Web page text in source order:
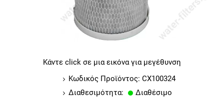
Κάντε click σε μια εικόνα για μεγέθυνση
Κωδικός Προϊόντος: CX100324
Διαθεσιμότητα:
Διαθέσιμο